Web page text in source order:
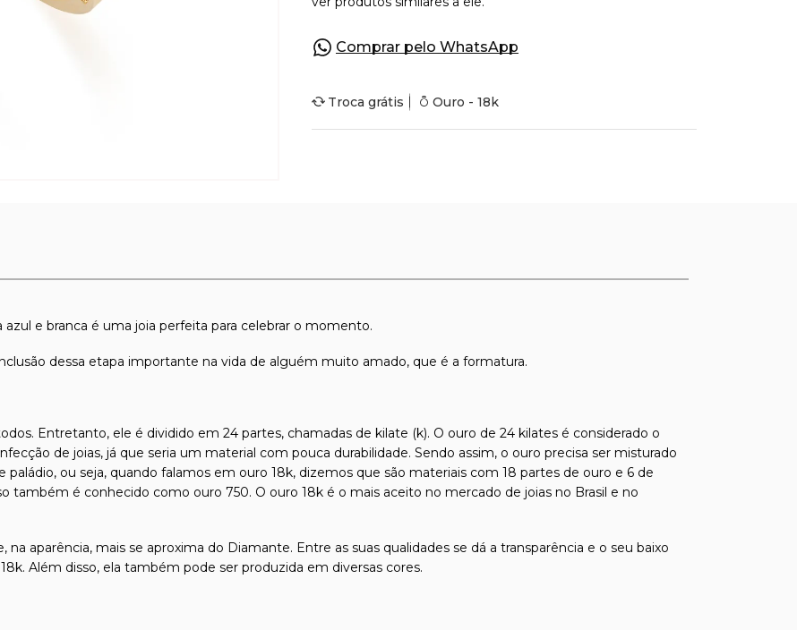
Comprar pelo WhatsApp
Troca grátis Ouro - 18k
e branca é uma joia perfeita para celebrar o momento.
dessa etapa importante na vida de alguém muito amado, que é a formatura.
Entretanto, ele é dividido em 24 partes, chamadas de kilate (k). O ouro de 24 kilates é considerado o
de joias, já que seria um material com pouca durabilidade. Sendo assim, o ouro precisa ser misturado
ou seja, quando falamos em ouro 18k, dizemos que são materiais com 18 partes de ouro e 6 de
também é conhecido como ouro 750. O ouro 18k é o mais aceito no mercado de joias no Brasil e no
aparência, mais se aproxima do Diamante. Entre as suas qualidades se dá a transparência e o seu baixo
Além disso, ela também pode ser produzida em diversas cores.